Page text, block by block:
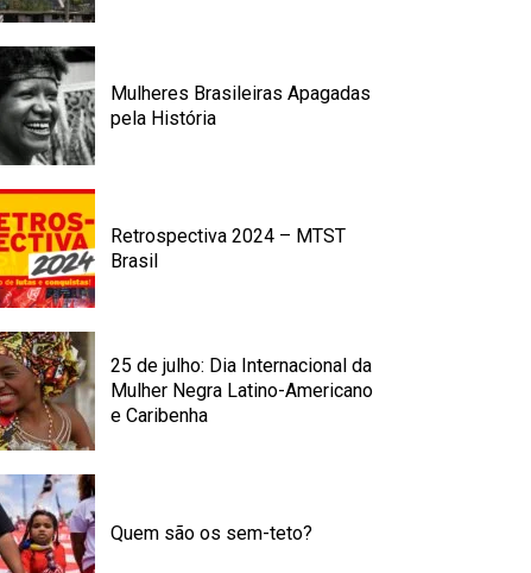
Mulheres Brasileiras Apagadas
pela História
Retrospectiva 2024 – MTST
Brasil
25 de julho: Dia Internacional da
Mulher Negra Latino-Americano
e Caribenha
Quem são os sem-teto?